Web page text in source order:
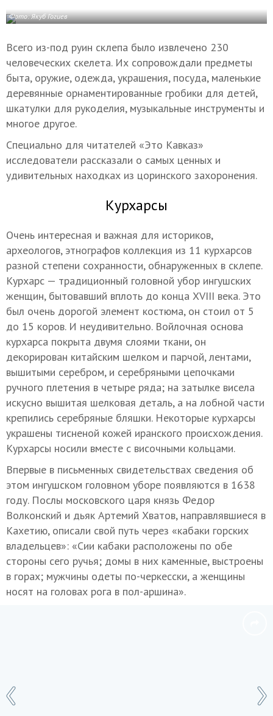
Фото: Якуб Гогиев
Всего из-под руин склепа было извлечено 230
человеческих скелета. Их сопровождали предметы
быта, оружие, одежда, украшения, посуда, маленькие
деревянные орнаментированные гробики для детей,
шкатулки для рукоделия, музыкальные инструменты и
многое другое.
Специально для читателей «Это Кавказ»
исследователи рассказали о самых ценных и
удивительных находках из цоринского захоронения.
Курхарсы
Очень интересная и важная для историков,
археологов, этнографов коллекция из 11 курхарсов
разной степени сохранности, обнаруженных в склепе.
Курхарс — традиционный головной убор ингушских
женщин, бытовавший вплоть до конца ХVIII века. Это
был очень дорогой элемент костюма, он стоил от 5
до 15 коров. И неудивительно. Войлочная основа
курхарса покрыта двумя слоями ткани, он
декорирован китайским шелком и парчой, лентами,
вышитыми серебром, и серебряными цепочками
ручного плетения в четыре ряда; на затылке висела
искусно вышитая шелковая деталь, а на лобной части
крепились серебряные бляшки. Некоторые курхарсы
украшены тисненой кожей иранского происхождения.
Курхарсы носили вместе с височными кольцами.
Впервые в письменных свидетельствах сведения об
этом ингушском головном уборе появляются в 1638
году. Послы московского царя князь Федор
Волконский и дьяк Артемий Хватов, направлявшиеся в
Кахетию, описали свой путь через «кабаки горских
владельцев»: «Сии кабаки расположены по обе
стороны сего ручья; домы в них каменные, выстроены
в горах; мужчины одеты по-черкесски, а женщины
носят на головах рога в пол-аршина».